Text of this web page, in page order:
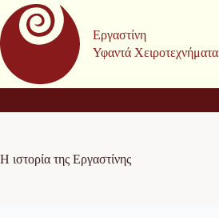
Μετάβαση
στο
περιεχόμενο
Εργαστίνη
Υφαντά Χειροτεχνήματα
Η ιστορία της Εργαστίνης